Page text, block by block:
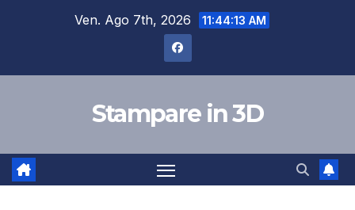
Ven. Ago 7th, 2026 11:44:13 AM
Stampare in 3D